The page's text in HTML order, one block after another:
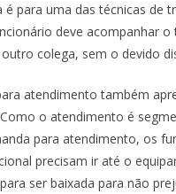
é para uma das técnicas de
deve acompanhar
colega, sem o devido
atendimento também
o atendimento é
para atendimento, os
precisam ir até o
ser baixada para não